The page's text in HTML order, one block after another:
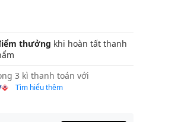
thưởng khi hoàn tất thanh
3 kì thanh toán với
Tìm hiểu thêm